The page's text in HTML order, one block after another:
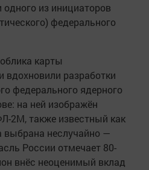
из инициаторов
федерального
карты
вдохновили разработки
федерального ядерного
на ней изображён
2М, также известный как
выбрана неслучайно —
России отмечает 80-
внёс неоценимый вклад